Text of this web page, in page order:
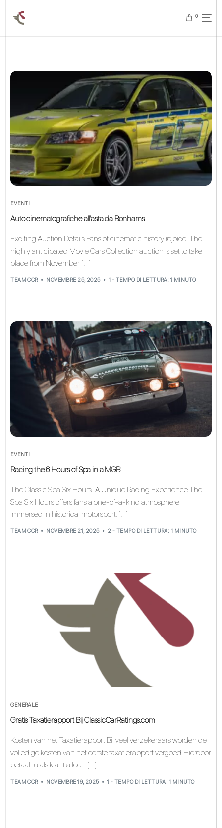
0
EVENTI
Auto cinematografiche all'asta da Bonhams
Exciting Auction Details Fans of cinematic history, rejoice! The
highly anticipated Movie Cars Collection auction is set to take
place from November […]
TEAM CCR NOVEMBRE 25, 2025 1 - TEMPO DI LETTURA: 1 MINUTO
EVENTI
Racing the 6 Hours of Spa in a MGB
The Classic Spa Six Hours: A Unique Racing Experience The
Spa Six Hours offers fans a one-of-a-kind atmosphere
immersed in historical motorsport. […]
TEAM CCR NOVEMBRE 21, 2025 2 - TEMPO DI LETTURA: 1 MINUTO
GENERALE
Gratis Taxatierapport Bij ClassicCarRatings.com
Kosten van het Taxatierapport Bij veel verzekeraars worden de
volledige kosten van het eerste taxatierapport vergoed. Hierdoor
betaalt u als klant alleen […]
TEAM CCR NOVEMBRE 19, 2025 1 - TEMPO DI LETTURA: 1 MINUTO